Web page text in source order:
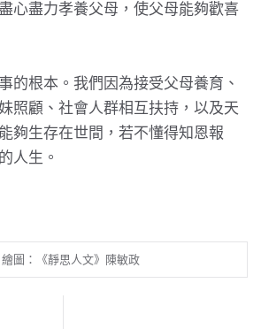
心盡力孝養父母，使父母能夠歡喜
的根本。我們因為接受父母養育、
照顧、社會人群相互扶持，以及天
夠生存在世間，若不懂得知恩報
人生。
圖：《靜思人文》陳敏政